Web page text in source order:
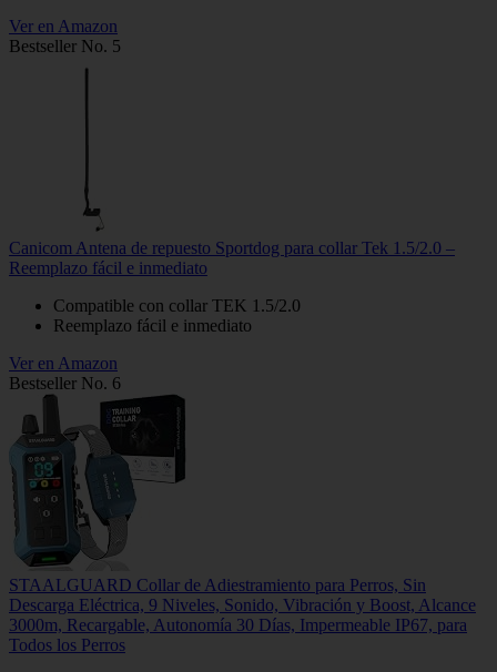
Ver en Amazon
Bestseller No. 5
Canicom Antena de repuesto Sportdog para collar Tek 1.5/2.0 –
Reemplazo fácil e inmediato
Compatible con collar TEK 1.5/2.0
Reemplazo fácil e inmediato
Ver en Amazon
Bestseller No. 6
STAALGUARD Collar de Adiestramiento para Perros, Sin
Descarga Eléctrica, 9 Niveles, Sonido, Vibración y Boost, Alcance
3000m, Recargable, Autonomía 30 Días, Impermeable IP67, para
Todos los Perros